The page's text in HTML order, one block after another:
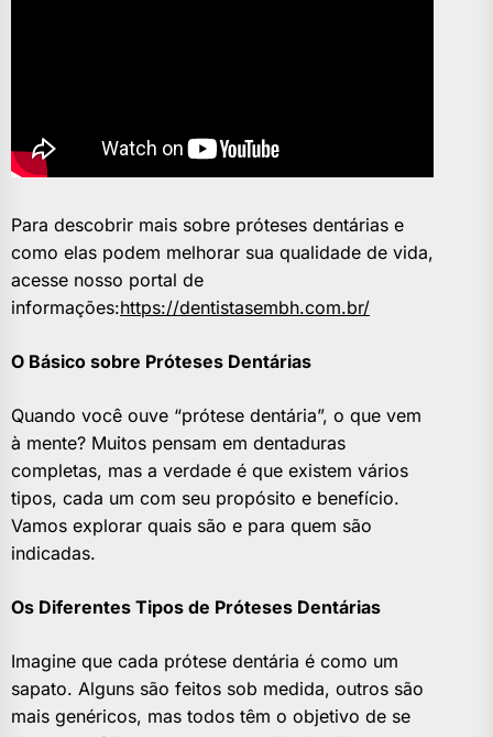
Para descobrir mais sobre próteses dentárias e
como elas podem melhorar sua qualidade de vida,
acesse nosso portal de
informações:https://dentistasembh.com.br/
O Básico sobre Próteses Dentárias
Quando você ouve “prótese dentária”, o que vem
à mente? Muitos pensam em dentaduras
completas, mas a verdade é que existem vários
tipos, cada um com seu propósito e benefício.
Vamos explorar quais são e para quem são
indicadas.
Os Diferentes Tipos de Próteses Dentárias
Imagine que cada prótese dentária é como um
sapato. Alguns são feitos sob medida, outros são
mais genéricos, mas todos têm o objetivo de se